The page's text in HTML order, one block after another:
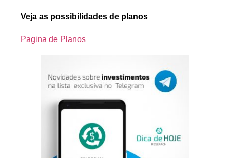
Veja as possibilidades de planos
Pagina de Planos